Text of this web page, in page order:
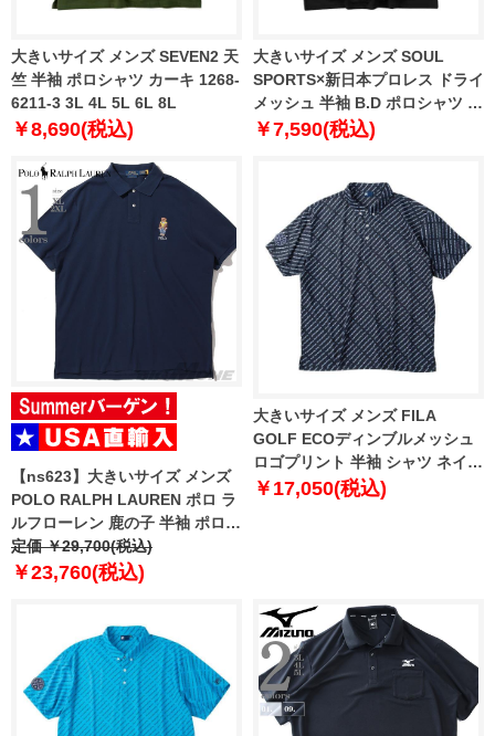
大きいサイズ メンズ SEVEN2 天
竺 半袖 ポロシャツ カーキ 1268-
6211-3 3L 4L 5L 6L 8L
￥8,690(税込)
大きいサイズ メンズ SOUL
SPORTS×新日本プロレス ドライ
メッシュ 半袖 B.D ポロシャツ ブ
ラック 1278-6217-1 3L 4L 5L
￥7,590(税込)
【ns623】大きいサイズ メンズ
POLO RALPH LAUREN ポロ ラ
ルフローレン 鹿の子 半袖 ポロシ
ャツ USA直輸入 710p04982-001
定価 ￥29,700(税込)
￥23,760(税込)
大きいサイズ メンズ FILA
GOLF ECOディンブルメッシュ
ロゴプリント 半袖 シャツ ネイビ
ー 1278-6241-1 3L 4L 5L 6L
￥17,050(税込)